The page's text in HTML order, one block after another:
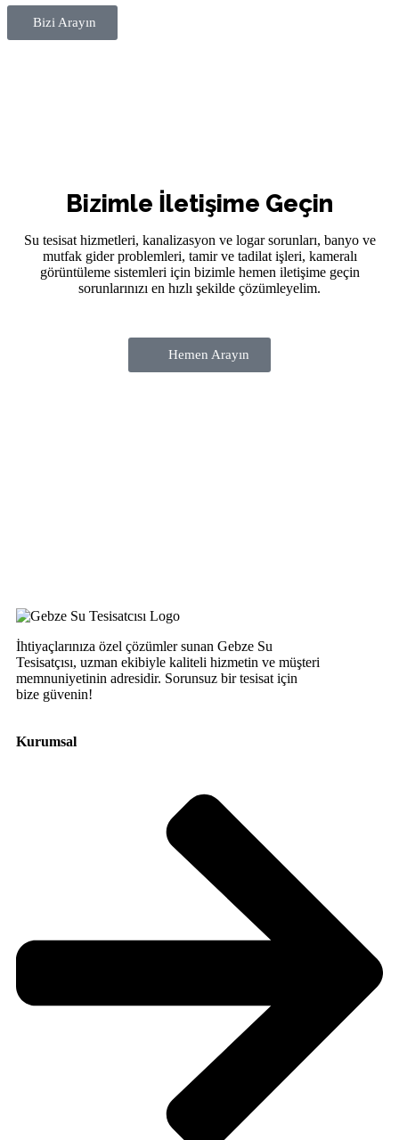
Bizi Arayın
Bizimle İletişime Geçin
Su tesisat hizmetleri, kanalizasyon ve logar sorunları, banyo ve
mutfak gider problemleri, tamir ve tadilat işleri, kameralı
görüntüleme sistemleri için bizimle hemen iletişime geçin
sorunlarınızı en hızlı şekilde çözümleyelim.
Hemen Arayın
İhtiyaçlarınıza özel çözümler sunan Gebze Su
Tesisatçısı, uzman ekibiyle kaliteli hizmetin ve müşteri
memnuniyetinin adresidir. Sorunsuz bir tesisat için
bize güvenin!
Kurumsal